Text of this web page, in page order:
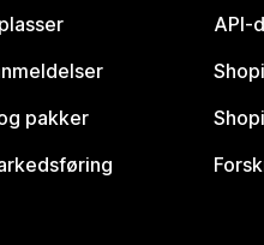
pakker
API-